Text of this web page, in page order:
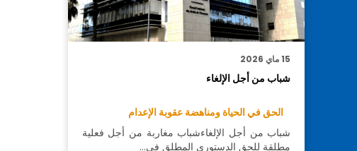
15 ماي 2026
شباب من أجل الإلغاء
الحق في الحياة ومناهضة عقوبة الإعدام
شباب من أجل الإلغاءشباب مغاربة من أجل فعلية
مطلقة للحق الدستوري المطلق في…